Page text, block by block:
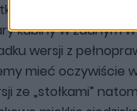
wydaje się być „w
kabiny w żadnym
wersji z
mieć oczywiście
ze „stołkami”